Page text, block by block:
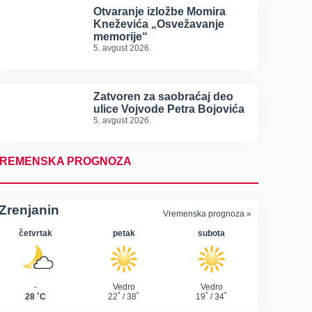
Otvaranje izložbe Momira
Kneževića „Osvežavanje
memorije“
5. avgust 2026.
Zatvoren za saobraćaj deo
ulice Vojvode Petra Bojovića
5. avgust 2026.
PROGNOZA